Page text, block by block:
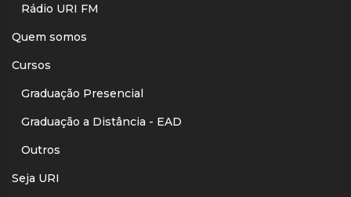
Rádio URI FM
Quem somos
Cursos
Graduação Presencial
Graduação a Distância - EAD
Outros
Seja URI